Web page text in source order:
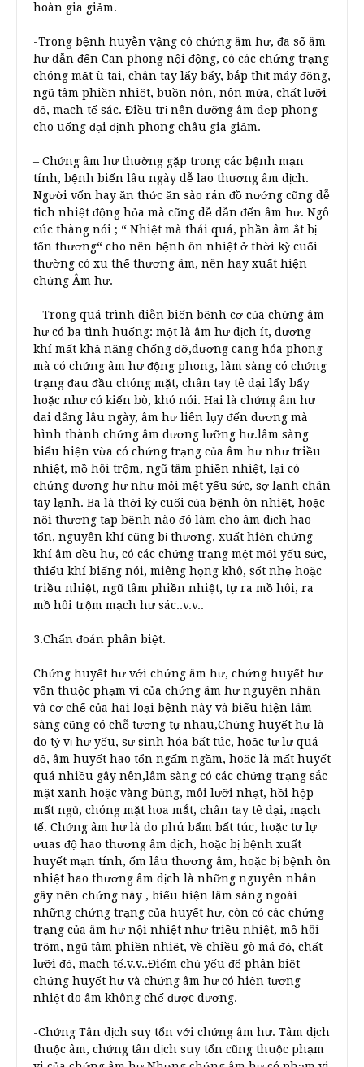
hoàn gia giảm.
-Trong bệnh huyễn vậng có chứng âm hư, đa số âm
hư dẫn đến Can phong nội động, có các chứng trạng
chóng mặt ù tai, chân tay lẩy bẩy, bắp thịt máy động,
ngũ tâm phiền nhiệt, buồn nôn, nôn mửa, chất lưỡi
đỏ, mạch tế sác. Điều trị nên dưỡng âm dẹp phong
cho uống đại định phong châu gia giảm.
– Chứng âm hư thường gặp trong các bệnh mạn
tính, bệnh biến lâu ngày dễ lao thương âm dịch.
Người vốn hay ăn thức ăn sào rán đồ nướng cũng dễ
tich nhiệt động hỏa mà cũng dễ dẫn đến âm hư. Ngô
cúc thàng nói ; “ Nhiệt mà thái quá, phần âm ắt bị
tổn thương“ cho nên bệnh ôn nhiệt ở thời kỳ cuối
thường có xu thế thương âm, nên hay xuất hiện
chứng Âm hư.
– Trong quá trình diễn biến bệnh cơ của chứng âm
hư có ba tình huống: một là âm hư dịch ít, dương
khí mất khả năng chống đỡ,dương cang hóa phong
mà có chứng âm hư động phong, lâm sàng có chứng
trạng đau đầu chóng mặt, chân tay tê dại lẩy bẩy
hoặc như có kiến bò, khó nói. Hai là chứng âm hư
dai dẳng lâu ngày, âm hư liên lụy đến dương mà
hình thành chứng âm dương lưỡng hư.lâm sàng
biểu hiện vừa có chứng trạng của âm hư như triều
nhiệt, mồ hôi trộm, ngũ tâm phiền nhiệt, lại có
chứng dương hư như mỏi mệt yếu sức, sợ lạnh chân
tay lạnh. Ba là thời kỳ cuối của bệnh ôn nhiệt, hoặc
nội thương tạp bệnh nào đó làm cho âm dịch hao
tổn, nguyên khí cũng bị thương, xuất hiện chứng
khí âm đều hư, có các chứng trạng mệt mỏi yếu sức,
thiểu khí biếng nói, miêng họng khô, sốt nhẹ hoặc
triều nhiệt, ngũ tâm phiền nhiệt, tự ra mồ hôi, ra
mồ hôi trộm mạch hư sác..v.v..
3.Chẩn đoán phân biệt.
Chứng huyết hư với chứng âm hư, chứng huyết hư
vốn thuộc phạm vi của chứng âm hư nguyên nhân
và cơ chế của hai loại bệnh này và biểu hiện lâm
sàng cũng có chỗ tương tự nhau,Chứng huyết hư là
do tỳ vị hư yếu, sự sinh hóa bất túc, hoặc tư lự quá
độ, âm huyết hao tổn ngấm ngầm, hoặc là mất huyết
quá nhiều gây nên,lâm sàng có các chứng trạng sắc
mặt xanh hoặc vàng bủng, môi lưỡi nhạt, hồi hộp
mất ngủ, chóng mặt hoa mắt, chân tay tê dại, mạch
tế. Chứng âm hư là do phú bẩm bất túc, hoặc tư lự
ưuas độ hao thương âm dịch, hoặc bị bệnh xuất
huyết mạn tính, ốm lâu thương âm, hoặc bị bệnh ôn
nhiệt hao thương âm dịch là những nguyên nhân
gây nên chứng này , biểu hiện lâm sàng ngoài
những chứng trạng của huyết hư, còn có các chứng
trạng của âm hư nội nhiệt như triều nhiệt, mồ hôi
trộm, ngũ tâm phiền nhiệt, về chiều gò má đỏ, chất
lưỡi đỏ, mạch tế.v.v..Điểm chủ yếu để phân biệt
chứng huyết hư và chứng âm hư có hiện tượng
nhiệt do âm không chế được dương.
-Chứng Tân dịch suy tổn với chứng âm hư. Tâm dịch
thuộc âm, chứng tân dịch suy tổn cũng thuộc phạm